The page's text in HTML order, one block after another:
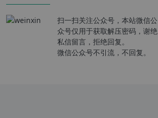
扫一扫关注公众号，本站微信公
众号仅用于获取解压密码，谢绝
私信留言，拒绝回复。
微信公众号不引流，不回复。